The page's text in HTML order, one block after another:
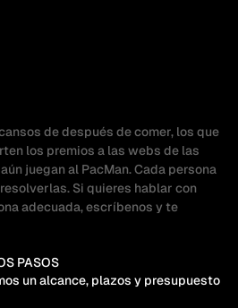
de después de comer, los que
los premios a las webs de las
juegan al PacMan. Cada persona
Si quieres hablar con
adecuada, escríbenos y te
PASOS
un alcance, plazos y presupuesto